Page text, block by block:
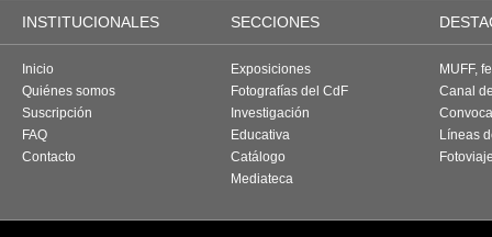
INSTITUCIONALES SECCIONES
Inicio
Quiénes somos
Suscripción
FAQ
Contacto
Exposiciones
Fotografías del CdF
Investigación
Educativa
Catálogo
Mediateca
MUFF,
Canal
Líneas